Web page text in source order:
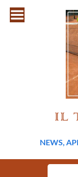
NEWS,